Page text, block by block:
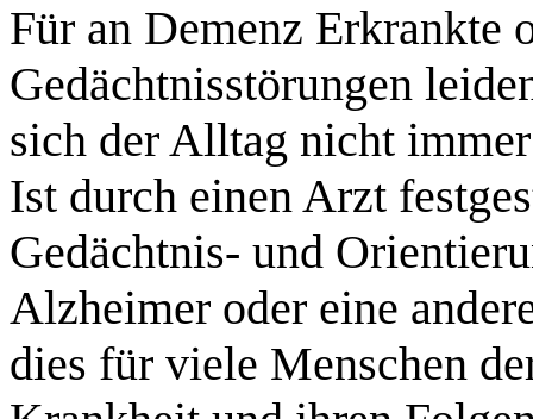
Für an Demenz Erkrankte
Gedächtnisstörungen
sich der Alltag nicht
Ist durch einen Arzt
Gedächtnis- und
Alzheimer oder eine
dies für viele Menschen